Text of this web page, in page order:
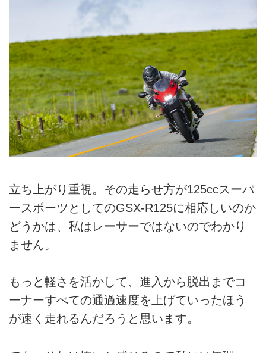
立ち上がり重視。その走らせ方が125ccスーパ
ースポーツとしてのGSX-R125に相応しいのか
どうかは、私はレーサーではないのでわかり
ません。
もっと軽さを活かして、進入から脱出までコ
ーナーすべての通過速度を上げていったほう
が速く走れるんだろうと思います。